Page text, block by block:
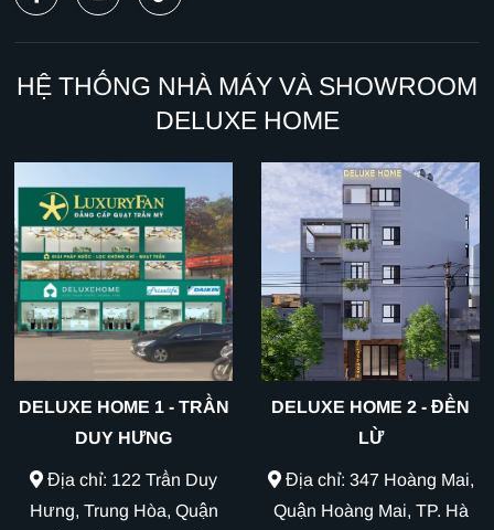
HỆ THỐNG NHÀ MÁY VÀ SHOWROOM
DELUXE HOME
DELUXE HOME 1 - TRẦN
DUY HƯNG
Địa chỉ: 122 Trần Duy
Hưng, Trung Hòa, Quận
DELUXE HOME 2 - ĐỀN
LỪ
Địa chỉ: 347 Hoàng Mai,
Quận Hoàng Mai, TP. Hà